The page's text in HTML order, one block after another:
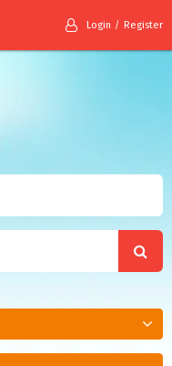
Login Register